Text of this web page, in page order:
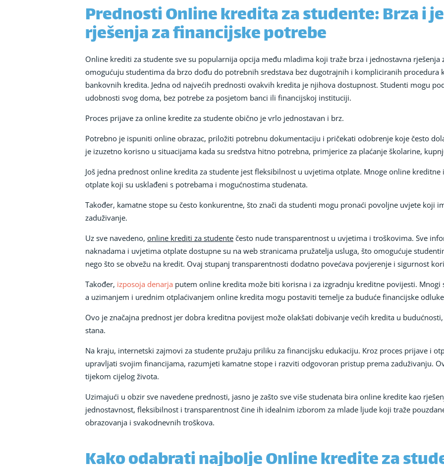
Prednosti Online kredita za studente: Brza i
rješenja za financijske potrebe
Online krediti za studente sve su popularnija opcija među mladima koji traže brza i jednostavna
omogućuju studentima da brzo dođu do potrebnih sredstava bez dugotrajnih i kompliciranih procedura
bankovnih kredita. Jedna od najvećih prednosti ovakvih kredita je njihova dostupnost. Studenti mogu
udobnosti svog doma, bez potrebe za posjetom banci ili financijskoj instituciji.
Proces prijave za online kredite za studente obično je vrlo jednostavan i brz.
Potrebno je ispuniti online obrazac, priložiti potrebnu dokumentaciju i pričekati odobrenje koje često
je izuzetno korisno u situacijama kada su sredstva hitno potrebna, primjerice za plaćanje školarine,
Još jedna prednost online kredita za studente jest fleksibilnost u uvjetima otplate. Mnoge online
otplate koji su usklađeni s potrebama i mogućnostima studenata.
Također, kamatne stope su često konkurentne, što znači da studenti mogu pronaći povoljne uvjete koji
zaduživanje.
Uz sve navedeno, online krediti za studente često nude transparentnost u uvjetima i troškovima. Sve
naknadama i uvjetima otplate dostupne su na web stranicama pružatelja usluga, što omogućuje
nego što se obvežu na kredit. Ovaj stupanj transparentnosti dodatno povećava povjerenje i sigurnost
Također, izposoja denarja putem online kredita može biti korisna i za izgradnju kreditne povijesti.
a uzimanjem i urednim otplaćivanjem online kredita mogu postaviti temelje za buduće financijske
Ovo je značajna prednost jer dobra kreditna povijest može olakšati dobivanje većih kredita u
stana.
Na kraju, internetski zajmovi za studente pružaju priliku za financijsku edukaciju. Kroz proces prijave i
upravljati svojim financijama, razumjeti kamatne stope i razviti odgovoran pristup prema zaduživanju.
tijekom cijelog života.
Uzimajući u obzir sve navedene prednosti, jasno je zašto sve više studenata bira online kredite kao
jednostavnost, fleksibilnost i transparentnost čine ih idealnim izborom za mlade ljude koji traže
obrazovanja i svakodnevnih troškova.